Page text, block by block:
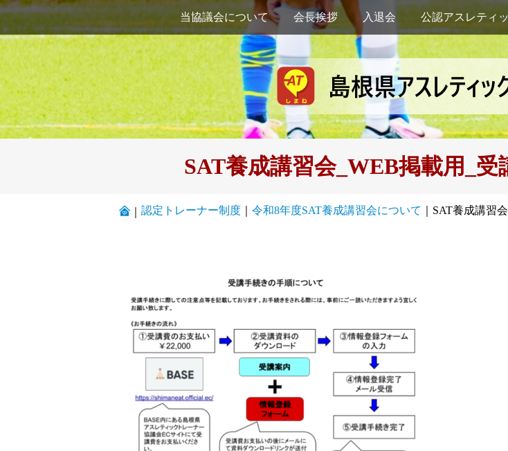
当協議会について 会長挨拶 入退会 公認アスレティ
SAT養成講習会_WEB掲載用_
認定トレーナー制度 令和8年度SAT養成講習会について SAT養成講習